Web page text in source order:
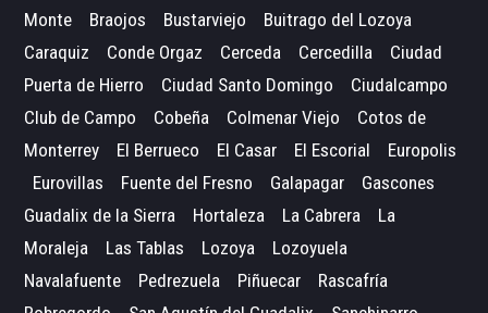
Monte
Braojos Bustarviejo
Buitrago del Lozoya
Caraquiz
Conde Orgaz Cerceda Cercedilla
Ciudad
Puerta de Hierro
Ciudad Santo Domingo
Ciudalcampo
Club de Campo
Cobeña Colmenar Viejo
Cotos de
Monterrey
El Berrueco El Casar El Escorial
Europolis
Eurovillas
Fuente del Fresno Galapagar
Gascones
Guadalix de la Sierra
Hortaleza La Cabrera
La
Moraleja
Las Tablas Lozoya
Lozoyuela
Navalafuente
Pedrezuela Piñuecar
Rascafría